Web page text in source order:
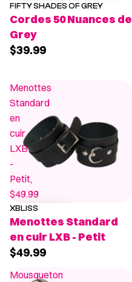
FIFTY SHADES OF GREY
Cordes 50 Nuances de
Grey
$39.99
Menottes
Standard
en
cuir
LXB
-
Petit,
$49.99
XBLISS
Menottes Standard
en cuir LXB - Petit
$49.99
Mousqueton